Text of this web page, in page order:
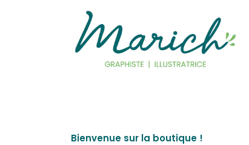
Bienvenue sur la boutique !